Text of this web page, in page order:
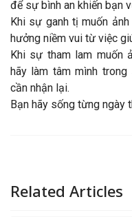
để sự bình an khiến bạn
Khi sự ganh tị muốn
hưởng niềm vui từ việc
Khi sự tham lam muốn
hãy làm tâm mình
cần nhận lại.
Bạn hãy sống từng ngày
Related Articles